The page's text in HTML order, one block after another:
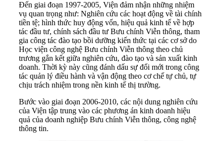
Đến giai đoạn 1997-2005, Viện đảm nhận những nhiệm
vụ quan trọng như: Nghiên cứu các hoạt động về tài chính
tiền tệ; hình thức huy động vốn, hiệu quả kinh tế về hợp
tác đầu tư, chính sách đầu tư Bưu chính Viễn thông, tham
gia công tác đào tạo bồi dưỡng kiến thức tại các cơ sở do
Học viện công nghệ Bưu chính Viễn thông theo chủ
trương gắn kết giữa nghiên cứu, đào tạo và sản xuất kinh
doanh. Thời kỳ này cũng đánh dấu sự đổi mới trong công
tác quản lý điều hành và vận động theo cơ chế tự chủ, tự
chịu trách nhiệm trong nền kinh tế thị trường.
Bước vào giai đoạn 2006-2010, các nội dung nghiên cứu
của Viện tập trung vào các phương án kinh doanh hiệu
quả của doanh nghiệp Bưu chính Viễn thông, công nghệ
thông tin.